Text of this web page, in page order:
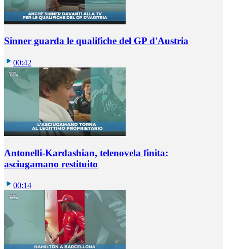
Sinner guarda le qualifiche del GP d'Austria
00:42
Antonelli-Kardashian, telenovela finita:
asciugamano restituito
00:14